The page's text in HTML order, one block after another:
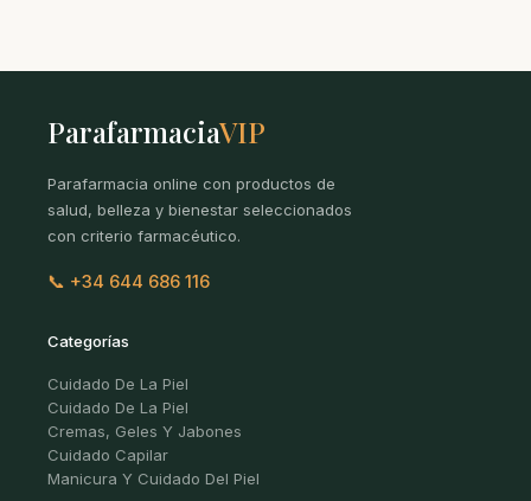
ParafarmaciaVIP
Parafarmacia online con productos de
salud, belleza y bienestar seleccionados
con criterio farmacéutico.
📞 +34 644 686 116
Categorías
Cuidado De La Piel
Cuidado De La Piel
Cremas, Geles Y Jabones
Cuidado Capilar
Manicura Y Cuidado Del Piel